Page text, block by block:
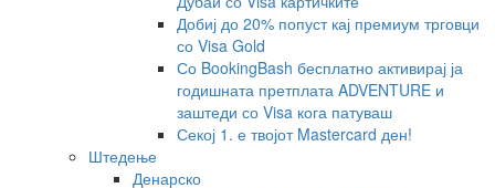
Добиј до 20% попуст кај премиум трговци
со Visa Gold
Со BookingBash бесплатно активирај ја
годишната претплата ADVENTURE и
заштеди со Visa кога патуваш
Секој 1. е твојот Mastercard ден!
Штедење
Денарско